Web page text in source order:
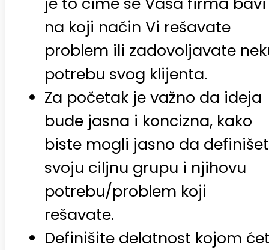
na koji način Vi rešavate
problem ili zadovoljavate
potrebu svog klijenta.
Za početak je važno da ideja
bude jasna i koncizna, kako
biste mogli jasno da
svoju ciljnu grupu i njihovu
potrebu/problem koji
rešavate.
Definišite delatnost kojom